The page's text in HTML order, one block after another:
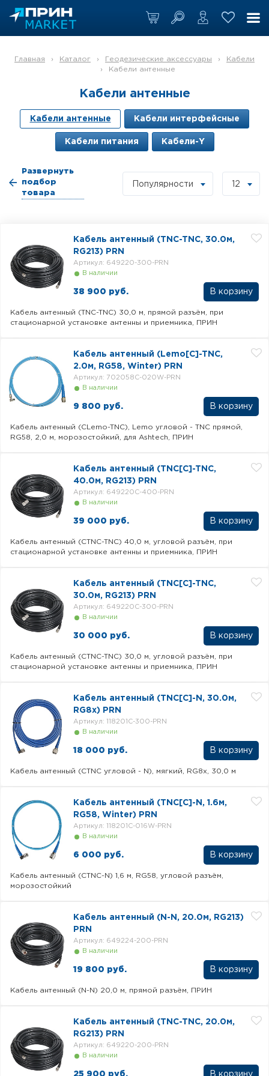
Главная › Каталог › Геодезические аксессуары ›
Кабели
›
Кабели антенные
Кабели антенные
Кабели антенные Кабели интерфейсные
Кабели питания Кабели-Y
Развернуть
подбор
товара
Популярности 12
Кабель антенный (TNC-TNC, 30.0м,
RG213) PRN
В наличии
Артикул: 649220-300-PRN
38 900 руб.
Кабель антенный (TNC-TNC) 30,0 м, прямой разъём, при
стационарной установке антенны и приемника, ПРИН
Кабель антенный (Lemo[C]-TNC,
2.0м, RG58, Winter) PRN
В наличии
Артикул: 702058C-020W-PRN
9 800 руб.
Кабель антенный (CLemo-TNC), Lemo угловой - TNC прямой,
RG58, 2,0 м, морозостойкий, для Ashtech, ПРИН
Кабель антенный (TNC[C]-TNC,
40.0м, RG213) PRN
В наличии
Артикул: 649220C-400-PRN
39 000 руб.
Кабель антенный (CTNC-TNC) 40,0 м, угловой разъём, при
стационарной установке антенны и приемника, ПРИН
Кабель антенный (TNC[C]-TNC,
30.0м, RG213) PRN
В наличии
Артикул: 649220C-300-PRN
30 000 руб.
Кабель антенный (CTNC-TNC) 30,0 м, угловой разъём, при
стационарной установке антенны и приемника, ПРИН
Кабель антенный (TNC[C]-N, 30.0м,
RG8x) PRN
В наличии
Артикул: 118201C-300-PRN
18 000 руб.
Кабель антенный (CTNC угловой - N), мягкий, RG8x, 30,0 м
Кабель антенный (TNC[C]-N, 1.6м,
RG58, Winter) PRN
В наличии
Артикул: 118201C-016W-PRN
6 000 руб.
Кабель антенный (CTNC-N) 1,6 м, RG58, угловой разъём,
морозостойкий
Кабель антенный (N-N, 20.0м, RG213)
PRN
В наличии
Артикул: 649224-200-PRN
19 800 руб.
Кабель антенный (N-N) 20,0 м, прямой разъём, ПРИН
Кабель антенный (TNC-TNC, 20.0м,
RG213) PRN
В наличии
Артикул: 649220-200-PRN
25 900 руб.